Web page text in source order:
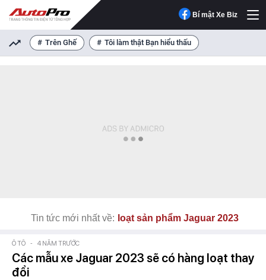
Bí mật Xe Biz
Trên Ghế Tôi làm thật Bạn hiểu thấu
Tin tức mới nhất về: loạt sản phẩm Jaguar 2023
Ô TÔ - 4 NĂM TRƯỚC
Các mẫu xe Jaguar 2023 sẽ có hàng loạt thay
đổi